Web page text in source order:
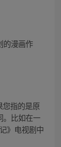
的漫画作
您指的是原
。比如在一
》电视剧中